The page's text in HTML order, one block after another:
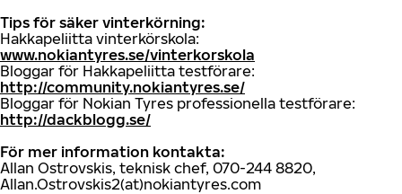
Tips för säker vinterkörning:
Hakkapeliitta vinterkörskola:
www.nokiantyres.se/vinterkorskola
Bloggar för Hakkapeliitta testförare:
http://community.nokiantyres.se/
Bloggar för Nokian Tyres professionella testförare:
http://dackblogg.se/
För mer information kontakta:
Allan Ostrovskis, teknisk chef, 070-244 8820,
Allan.Ostrovskis2(at)nokiantyres.com